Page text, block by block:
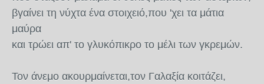
βγαίνει τη νύχτα ένα στοιχειό,που 'χει τα μάτια
μαύρα
και τρώει απ' το γλυκόπικρο το μέλι των γκρεμών.
Τον άνεμο ακουρμαίνεται,τον Γαλαξία κοιτάζει,